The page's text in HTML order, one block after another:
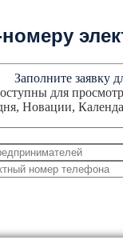
номеру
Заполните заявку
для
Новации,